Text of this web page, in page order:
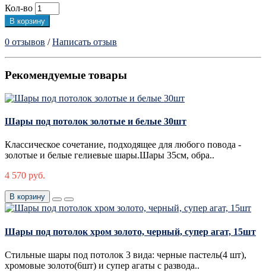
Кол-во
В корзину
0 отзывов /Написать отзыв
Рекомендуемые товары
Шары под потолок золотые и белые 30шт
Классическое сочетание, подходящее для любого повода -
золотые и белые гелиевые шары.Шары 35см, обра..
4 570 руб.
В корзину
Шары под потолок хром золото, черный, супер агат, 15шт
Стильные шары под потолок 3 вида: черные пастель(4 шт),
хромовые золото(6шт) и супер агаты с развода..